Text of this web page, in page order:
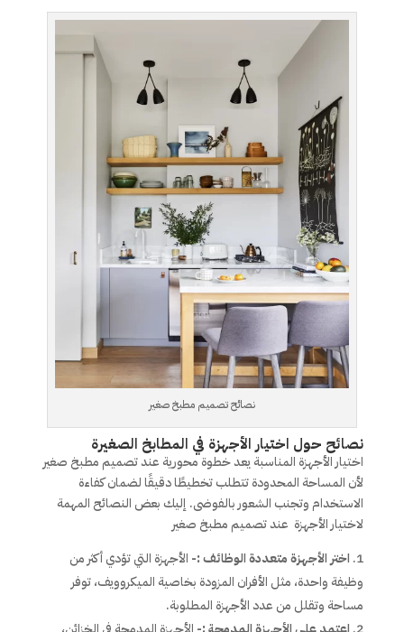
نصائح تصميم مطبخ صغير
نصائح حول اختيار الأجهزة في المطابخ الصغيرة
اختيار الأجهزة المناسبة يعد خطوة محورية عند تصميم مطبخ صغير
لأن المساحة المحدودة تتطلب تخطيطًا دقيقًا لضمان كفاءة
الاستخدام وتجنب الشعور بالفوضى. إليك بعض النصائح المهمة
لاختيار الأجهزة عند تصميم مطبخ صغير
اختر الأجهزة متعددة الوظائف :- الأجهزة التي تؤدي أكثر من
وظيفة واحدة، مثل الأفران المزودة بخاصية الميكروويف، توفر
مساحة وتقلل من عدد الأجهزة المطلوبة.